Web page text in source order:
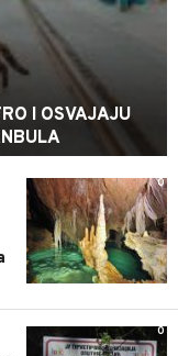
I OSVAJAJU
0
0